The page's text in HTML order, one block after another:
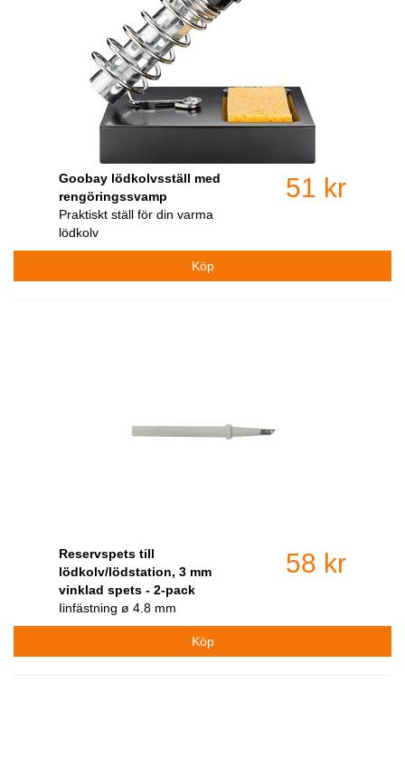
Goobay lödkolvsställ med
rengöringssvamp
Praktiskt ställ för din varma
lödkolv
51 kr
Reservspets till
lödkolv/lödstation, 3 mm
vinklad spets - 2-pack
Iinfästning ø 4.8 mm
58 kr